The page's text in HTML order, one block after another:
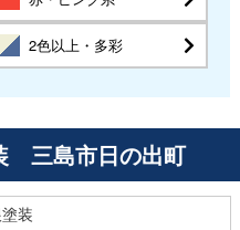
2色以上・多彩
三島市日の出町
装